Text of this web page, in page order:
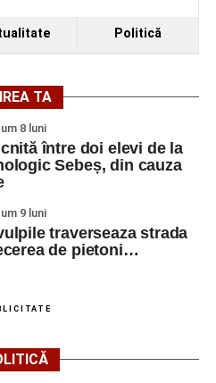
Politică
TA
8 luni
între doi elevi de la
Sebeș, din cauza
9 luni
traverseaza strada
de pietoni…